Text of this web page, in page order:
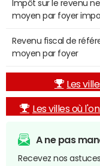
Impôt sur le revenu
moyen par foyer
Revenu fiscal de
moyen par foyer
Les
Les villes où
A ne pas
Recevez nos